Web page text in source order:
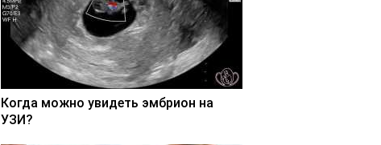
Когда можно увидеть эмбрион на
УЗИ?